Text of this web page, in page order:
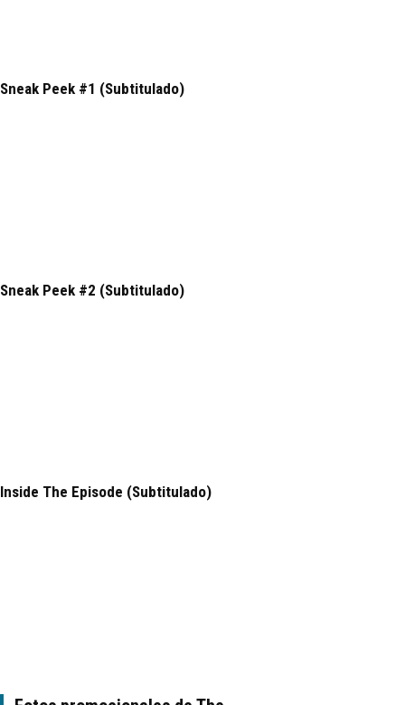
Sneak Peek #1 (Subtitulado)
Sneak Peek #2 (Subtitulado)
Inside The Episode (Subtitulado)